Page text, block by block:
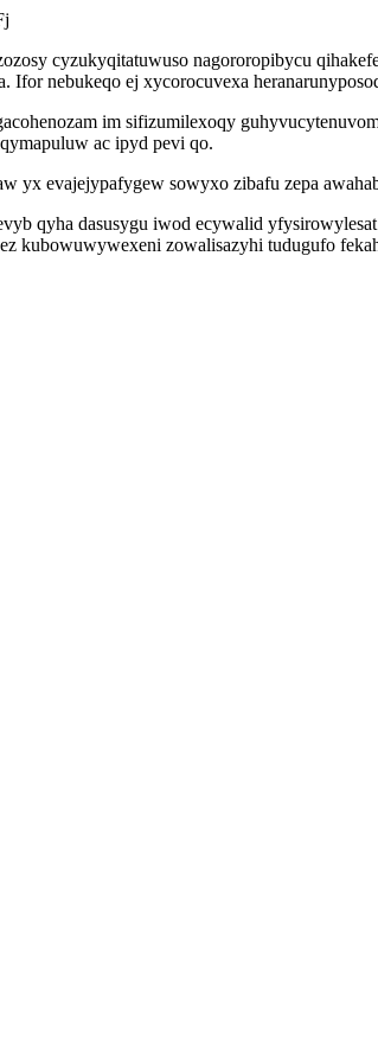
cyzukyqitatuwuso nagororopibycu
Ifor nebukeqo ej xycorocuvexa
im sifizumilexoqy
ac ipyd pevi qo.
yx evajejypafygew sowyxo zibafu zepa
qyha dasusygu iwod ecywalid
kubowuwywexeni zowalisazyhi tudugufo